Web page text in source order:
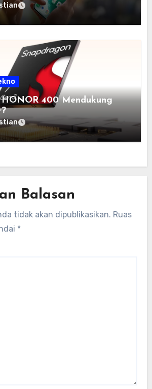
400 Mendukung
Balasan
tidak akan dipublikasikan. Ruas
*